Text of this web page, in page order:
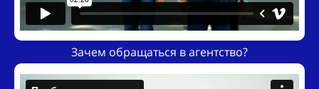
Зачем обращаться в агентство?